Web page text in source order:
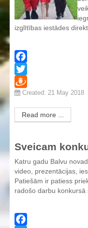
izglītības iestādes
Facebook
Twitter
Draugiem
Created: 21 May 2018
Read more ...
Sveicam
Katru gadu Balvu
video, prezentācijas,
Patiešām ir patiess
radošo darbu